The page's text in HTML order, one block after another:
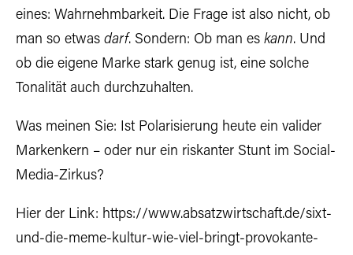
eines: Wahrnehmbarkeit. Die Frage ist also nicht, ob
man so etwas darf. Sondern: Ob man es kann. Und
ob die eigene Marke stark genug ist, eine solche
Tonalität auch durchzuhalten.
Was meinen Sie: Ist Polarisierung heute ein valider
Markenkern – oder nur ein riskanter Stunt im Social-
Media-Zirkus?
Hier der Link: https://www.absatzwirtschaft.de/sixt-
und-die-meme-kultur-wie-viel-bringt-provokante-